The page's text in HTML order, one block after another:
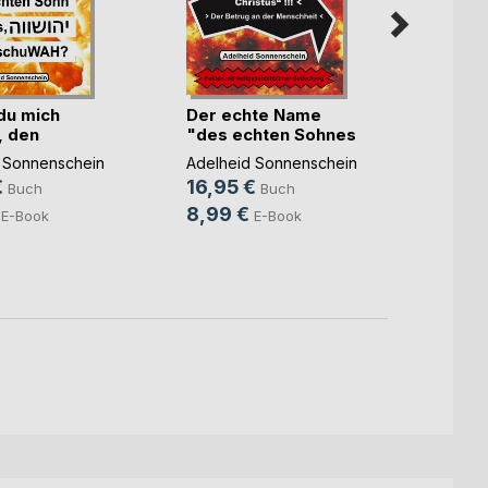
mich
den
Buch
E-Book
Der echte Name
"des echten Sohnes
(...)
Adelheid Sonnenschein
16,95 € Buch
8,99 € E-Book